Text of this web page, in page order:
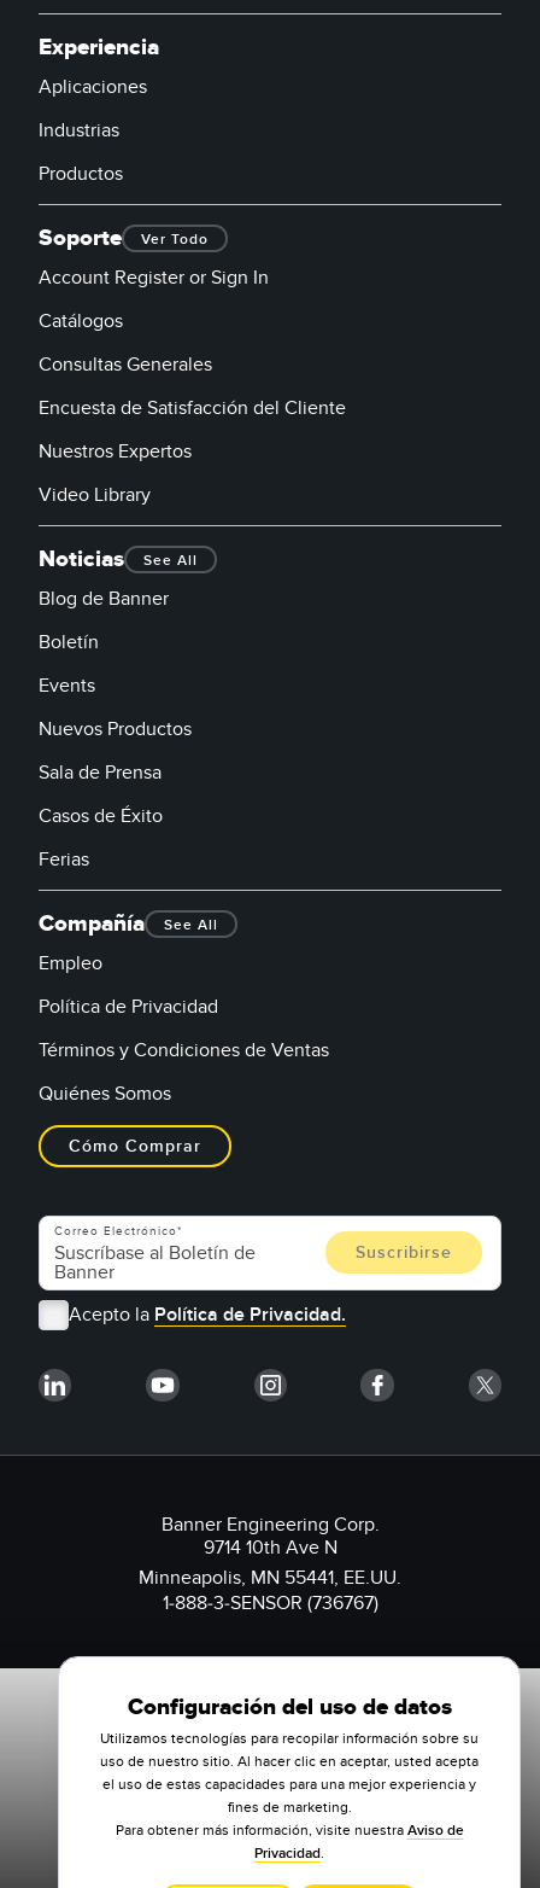
Experiencia
Aplicaciones
Industrias
Productos
Soporte Ver Todo
Account Register or Sign In
Catálogos
Consultas Generales
Encuesta de Satisfacción del Cliente
Nuestros Expertos
Video Library
Noticias See All
Blog de Banner
Boletín
Events
Nuevos Productos
Sala de Prensa
Casos de Éxito
Ferias
Compañía See All
Empleo
Política de Privacidad
Términos y Condiciones de Ventas
Quiénes Somos
Cómo Comprar
Correo Electrónico
Acepto la Política de Privacidad.
Banner Engineering Corp.
9714 10th Ave N
Minneapolis, MN 55441, EE.UU.
1-888-3-SENSOR (736767)
Configuración del uso de datos
Utilizamos tecnologías para recopilar información sobre su
uso de nuestro sitio. Al hacer clic en aceptar, usted acepta
el uso de estas capacidades para una mejor experiencia y
fines de marketing.
Para obtener más información, visite nuestra Aviso de
Privacidad.